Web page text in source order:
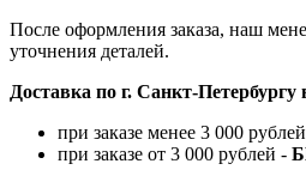
После оформления заказа, наш
уточнения деталей.
Доставка по г. Санкт-
при заказе менее 3 000
при заказе от 3 000 рублей -